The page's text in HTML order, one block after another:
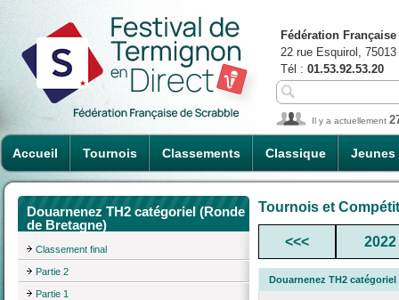
Accueil Tournois Classements Classique Jeunes
Fédération
22 rue Esquirol,
Tél : 01.53.92.53.20
Il y a actuellement
Douarnenez TH2 catégoriel (Ronde
de Bretagne)
Classement final
Partie 2
Partie 1
Tournois et
<<< 2022
Douarnenez TH2